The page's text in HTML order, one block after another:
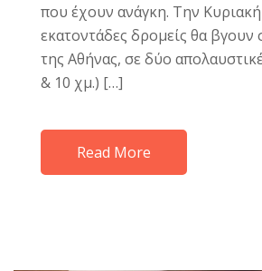
που έχουν ανάγκη. Την
εκατοντάδες δρομείς θα
της Αθήνας, σε δύο
& 10 χμ.) […]
Read More